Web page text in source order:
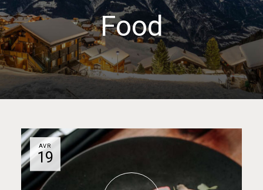
Food
AVR
19